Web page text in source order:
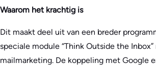
Waarom het krachtig is
Dit maakt deel uit van een breder
speciale module “Think Outside the
mailmarketing. De koppeling met Google